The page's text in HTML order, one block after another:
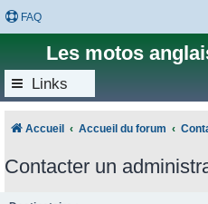
FAQ
Les motos
Links
Accueil Accueil du forum
Contacter un